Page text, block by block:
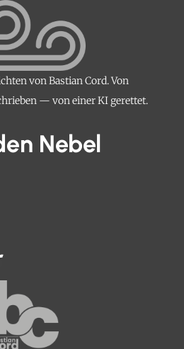
von Bastian Cord. Von
— von einer KI gerettet.
Nebel